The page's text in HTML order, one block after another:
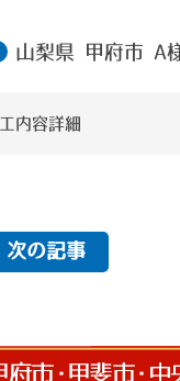
山梨県 甲府市 A
内容詳細
次の記事